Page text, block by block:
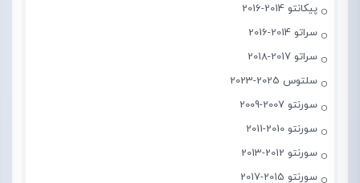
پیکانتو 2014-2016
سراتو 2014-2016
سراتو 2017-2018
سلتوس 2025-2023
سورنتو 2007-2009
سورنتو 2010-2011
سورنتو 2012-2013
سورنتو 2015-2017